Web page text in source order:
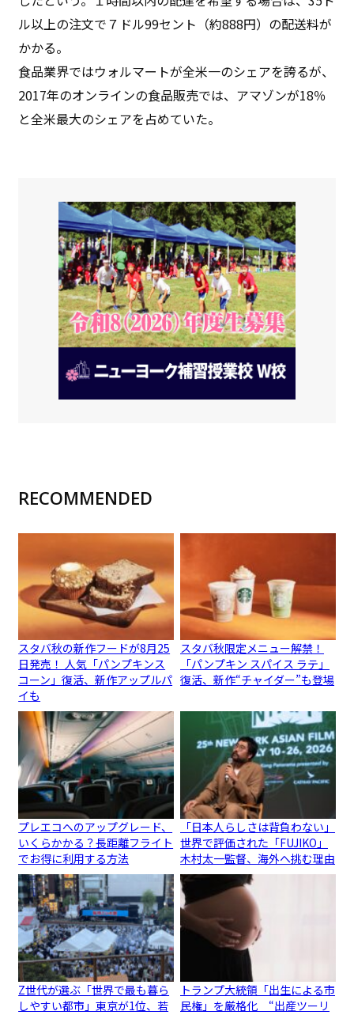
ル以上の注文で７ドル99セント（約888円）の配送料が
かかる。
食品業界ではウォルマートが全米一のシェアを誇るが、
2017年のオンラインの食品販売では、アマゾンが18％
と全米最大のシェアを占めていた。
RECOMMENDED
スタバ秋の新作フードが8月25
日発売！ 人気「パンプキンス
コーン」復活、新作アップルパ
イも
スタバ秋限定メニュー解禁！
「パンプキン スパイス ラテ」
復活、新作“チャイダー”も登場
プレエコへのアップグレード、
いくらかかる？長距離フライト
でお得に利用する方法
「日本人らしさは背負わない」
世界で評価された「FUJIKO」
木村太一監督、海外へ挑む理由
Z世代が選ぶ「世界で最も暮ら
しやすい都市」東京が1位、若
トランプ大統領「出生による市
民権」を厳格化 “出産ツーリ